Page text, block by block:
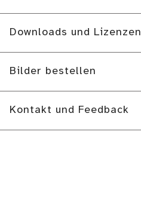
Downloads und Lizenzen
Bilder bestellen
Kontakt und Feedback